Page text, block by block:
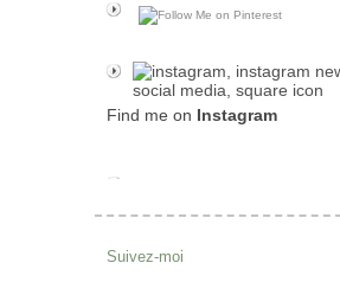
Find me on Instagram
Suivez-moi